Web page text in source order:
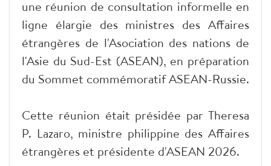
une réunion de consultation informelle en
ligne élargie des ministres des Affaires
étrangères de l'Asociation des nations de
l'Asie du Sud-Est (ASEAN), en préparation
du Sommet commémoratif ASEAN-Russie.
Cette réunion était présidée par Theresa
P. Lazaro, ministre philippine des Affaires
étrangères et présidente d'ASEAN 2026.